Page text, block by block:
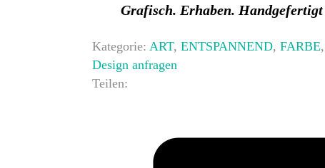
Grafisch. Erhaben.
Kategorie:ART,ENTSPANNEND,FARBE
Design anfragen
Teilen: